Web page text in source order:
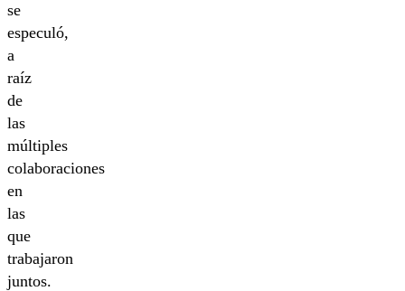
se
especuló,
a
raíz
de
las
múltiples
colaboraciones
en
las
que
trabajaron
juntos.